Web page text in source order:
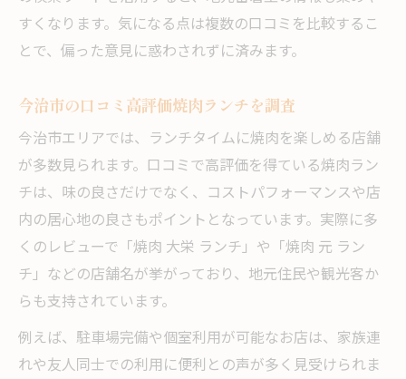
すくなります。気になる点は複数の口コミを比較するこ
とで、偏った意見に惑わされずに済みます。
今治市の口コミ高評価焼肉ランチを調査
今治市エリアでは、ランチタイムに焼肉を楽しめる店舗
が多数見られます。口コミで高評価を得ている焼肉ラン
チは、味の良さだけでなく、コストパフォーマンスや店
内の居心地の良さもポイントとなっています。実際に多
くのレビューで「焼肉 大栄 ランチ」や「焼肉 元 ラン
チ」などの店舗名が挙がっており、地元住民や観光客か
らも支持されています。
例えば、駐車場完備や個室利用が可能なお店は、家族連
れや友人同士での利用に便利との声が多く見受けられま